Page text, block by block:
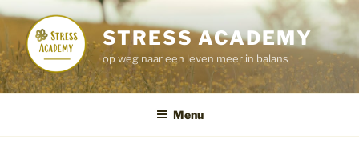
Ga
de
inhoud
STRESS ACADEMY
op weg naar een leven meer in balans
Menu